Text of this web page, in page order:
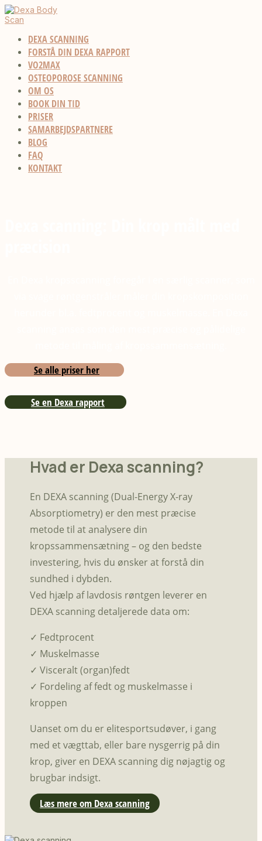
DEXA SCANNING
FORSTÅ DIN DEXA RAPPORT
VO2MAX
OSTEOPOROSE SCANNING
OM OS
BOOK DIN TID
PRISER
SAMARBEJDSPARTNERE
BLOG
FAQ
KONTAKT
Se alle priser her
Se en Dexa rapport
Hvad er Dexa scanning?
En DEXA scanning (Dual-Energy X-ray
Absorptiometry) er den mest præcise
metode til at analysere din
kropssammensætning – og den bedste
investering, hvis du ønsker at forstå din
sundhed i dybden.
Ved hjælp af lavdosis røntgen leverer en
DEXA scanning detaljerede data om:
✓ Fedtprocent
✓ Muskelmasse
✓ Visceralt (organ)fedt
✓ Fordeling af fedt og muskelmasse i
kroppen
Uanset om du er elitesportsudøver, i gang
med et vægttab, eller bare nysgerrig på din
krop, giver en DEXA scanning dig nøjagtig og
brugbar indsigt.
Læs mere om Dexa scanning